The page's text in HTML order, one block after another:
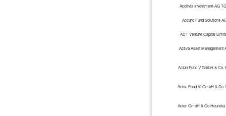
Acclivis Investment-AG
Accuro Fund Solutions
ACT Venture Capital
Activa Asset Management
Acton Fund V GmbH & Co.
Acton Fund VI GmbH & Co.
Acton GmbH & Co Heureka